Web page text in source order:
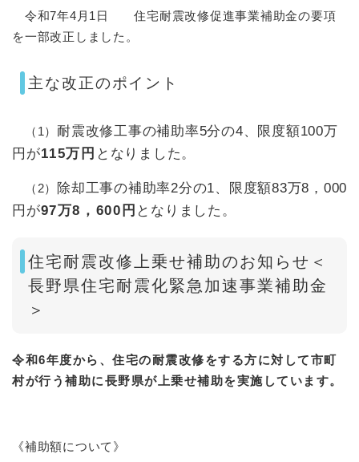
令和7年4月1日
住宅耐震改修促進事業補助金の要項
を一部改正しました。
主な改正のポイント
（1） 耐震改修工事の補助率5分の4、限度額100万
円が115万円 となりました。
（2）
除却工事の補助率2分の1、限度額83万8，000
円が97万8，600円 となりました。
住宅耐震改修上乗せ補助のお知らせ＜
長野県住宅耐震化緊急加速事業補助金
＞
令和6年度から、住宅の耐震改修をする方に対して市町
村が行う補助に長野県が上乗せ補助を実施しています。
《補助額について》